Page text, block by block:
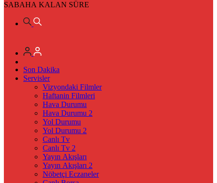
SABAHA KALAN SÜRE
Son Dakika
Servisler
Vizyondaki Filmler
Haftanin Filmleri
Hava Durumu
Hava Durumu 2
Yol Durumu
Yol Durumu 2
Canlı Tv
Canlı Tv 2
Yayın Akışları
Yayın Akışları 2
Nöbetçi Eczaneler